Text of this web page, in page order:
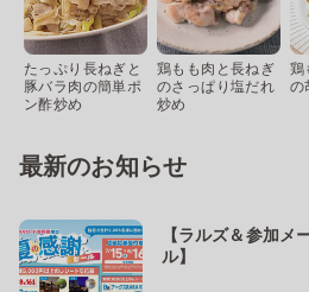
たっぷり長ねぎと
豚バラ肉の簡単ポ
ン酢炒め
鶏もも肉と長ねぎ
のさっぱり塩だれ
炒め
鶏
の
最新のお知らせ
【ラルズ＆参加メ
ル】